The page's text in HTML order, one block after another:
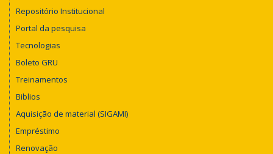
Repositório Institucional
Portal da pesquisa
Tecnologias
Boleto GRU
Treinamentos
Biblios
Aquisição de material (SIGAMI)
Empréstimo
Renovação